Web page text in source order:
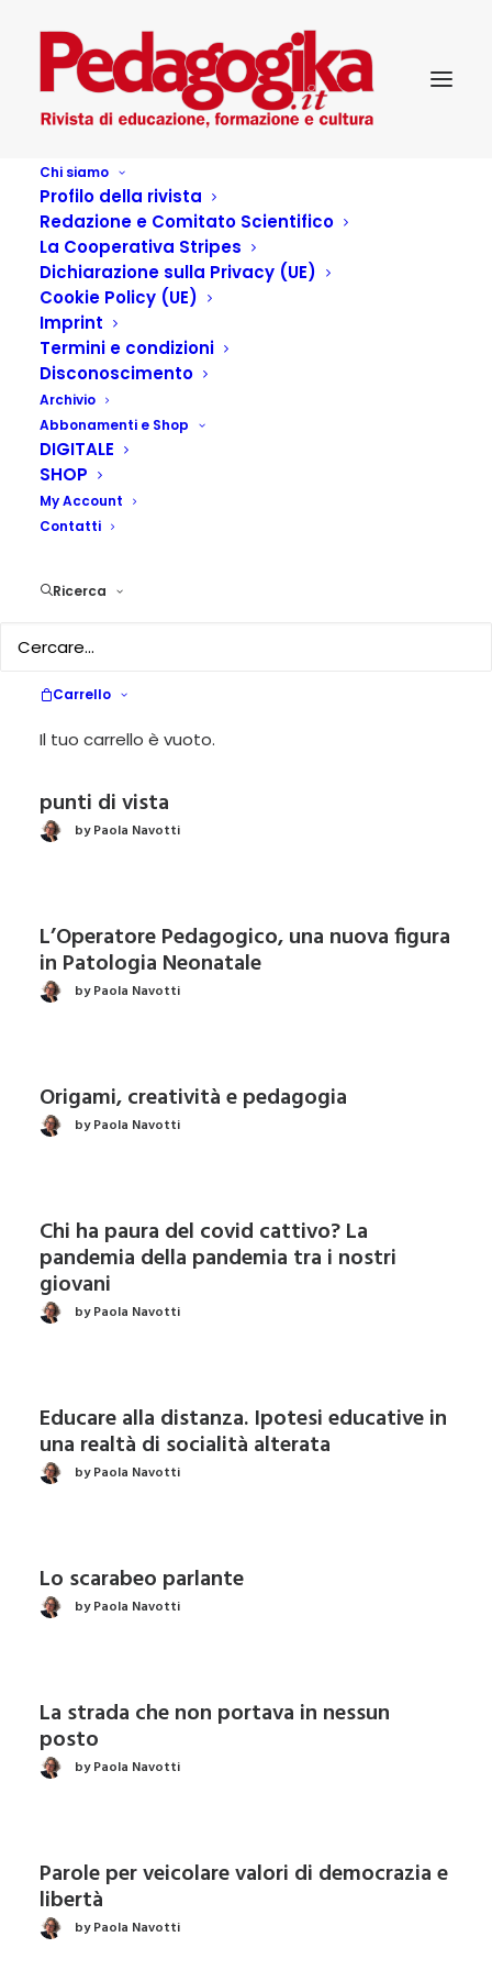
Chi siamo
Profilo della rivista
Redazione e Comitato Scientifico
La Cooperativa Stripes
Dichiarazione sulla Privacy (UE)
Cookie Policy (UE)
Imprint
Termini e condizioni
Disconoscimento
Archivio
Abbonamenti e Shop
DIGITALE
SHOP
My Account
Contatti
Ricerca
Carrello
Il tuo carrello è vuoto.
Infanzia
Articoli dell'autore
I binari dell’abitudine
by Paola Navotti
di classe
punti di vista
by Paola Navotti
L’Operatore Pedagogico, una nuova figura
in Patologia Neonatale
by Paola Navotti
Origami, creatività e pedagogia
by Paola Navotti
Chi ha paura del covid cattivo? La
pandemia della pandemia tra i nostri
giovani
by Paola Navotti
Educare alla distanza. Ipotesi educative in
una realtà di socialità alterata
by Paola Navotti
Lo scarabeo parlante
by Paola Navotti
La strada che non portava in nessun
posto
by Paola Navotti
Parole per veicolare valori di democrazia e
libertà
by Paola Navotti